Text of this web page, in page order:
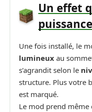
Un effet
Une fois installé, le
lumineux au
s’agrandit selon le
structure. Plus votre
est marqué.
Le mod prend même